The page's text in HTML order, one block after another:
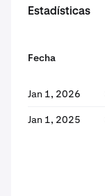
Estadísticas
Fecha
Jan 1, 2026
Jan 1, 2025